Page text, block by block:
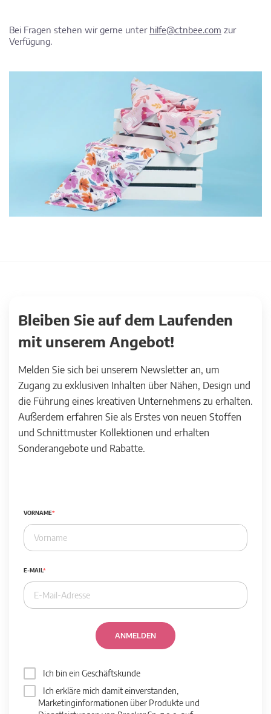
Bei Fragen stehen wir gerne unter hilfe@ctnbee.com zur
Verfügung.
Bleiben Sie auf dem Laufenden
mit unserem Angebot!
Melden Sie sich bei unserem Newsletter an, um
Zugang zu exklusiven Inhalten über Nähen, Design und
die Führung eines kreativen Unternehmens zu erhalten.
Außerdem erfahren Sie als Erstes von neuen Stoffen
und Schnittmuster Kollektionen und erhalten
Sonderangebote und Rabatte.
VORNAME
E-MAIL
ANMELDEN
Ich bin ein Geschäftskunde
Ich erkläre mich damit einverstanden,
Marketinginformationen über Produkte und